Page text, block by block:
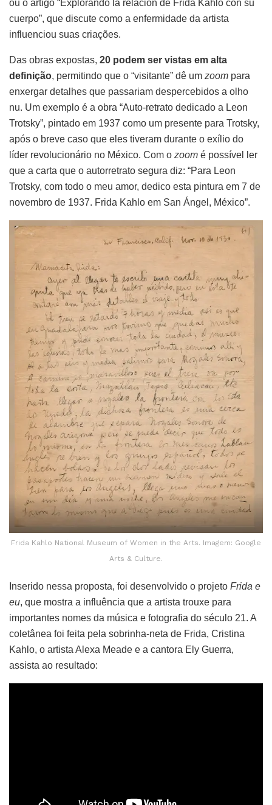
ou o artigo “Explorando la relación de Frida Kahlo con su
cuerpo”, que discute como a enfermidade da artista
influenciou suas criações.
Das obras expostas, 20 podem ser vistas em alta
definição, permitindo que o “visitante” dê um zoom para
enxergar detalhes que passariam despercebidos a olho
nu. Um exemplo é a obra “Auto-retrato dedicado a Leon
Trotsky”, pintado em 1937 como um presente para Trotsky,
após o breve caso que eles tiveram durante o exílio do
líder revolucionário no México. Com o zoom é possível ler
que a carta que o autorretrato segura diz: “Para Leon
Trotsky, com todo o meu amor, dedico esta pintura em 7 de
novembro de 1937. Frida Kahlo em San Ángel, México”.
Frida Kahlo National Museum of Women in the Arts. Imagem: Google
Arts & Culture.
Inserido nessa proposta, foi desenvolvido o projeto Frida e
eu, que mostra a influência que a artista trouxe para
importantes nomes da música e fotografia do século 21. A
coletânea foi feita pela sobrinha-neta de Frida, Cristina
Kahlo, o artista Alexa Meade e a cantora Ely Guerra,
assista ao resultado: